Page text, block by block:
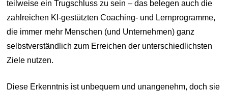
teilweise ein Trugschluss zu sein – das belegen auch die
zahlreichen KI-gestützten Coaching- und Lernprogramme,
die immer mehr Menschen (und Unternehmen) ganz
selbstverständlich zum Erreichen der unterschiedlichsten
Ziele nutzen.
Diese Erkenntnis ist unbequem und unangenehm, doch sie